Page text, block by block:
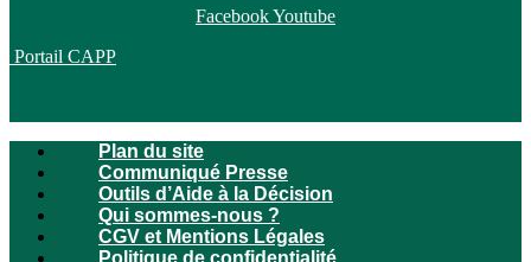
FacebookYoutube
Portail CAPP
Plan du site
Communiqué Presse
Outils d’Aide à la Décision
Qui sommes-nous ?
CGV et Mentions Légales